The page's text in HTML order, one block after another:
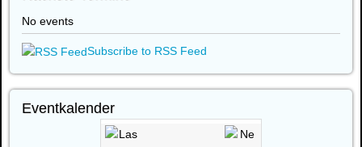
No events
Subscribe to RSS Feed
Eventkalender